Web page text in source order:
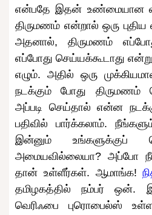
என்பதே இதன் உண்மையான
திருமணம் என்றால் ஒரு
அதனால், திருமணம்
எப்போது செய்யக்கூடாது
எழும். அதில் ஒரு
நடக்கும் போது திருமணம்
அப்படி செய்தால் என்ன
பதிவில் பார்க்கலாம்.
இன்னும் உங்களுக்குப்
அமையவில்லையா? அப்போ
தான் உள்ளீர்கள். ஆமாங்க!
தமிழகத்தில் நம்பர் ஒன்.
வெரிஃபை புரொபைல்ஸ்